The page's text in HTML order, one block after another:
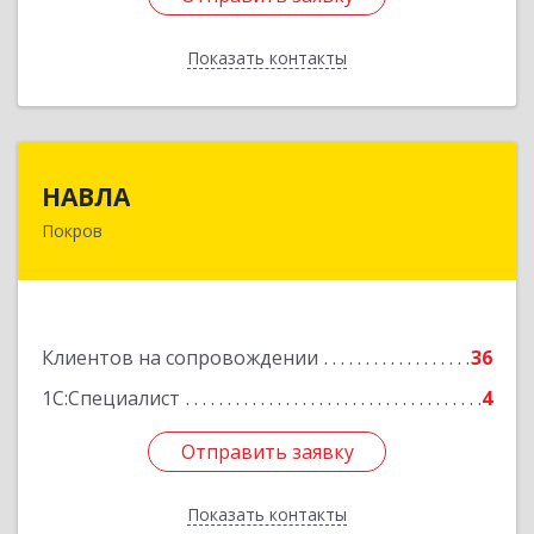
Показать контакты
Назад
НАВЛА
Покров
Клиентов на сопровождении
36
1С:Специалист
4
Отправить заявку
Показать контакты
601120, Владимирская обл, Петушинский р-н,
Отправить заявку
Назад